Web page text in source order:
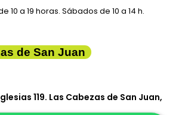
10 a 19 horas. Sábados de 10 a 14 h.
de San Juan
119. Las Cabezas de San Juan,